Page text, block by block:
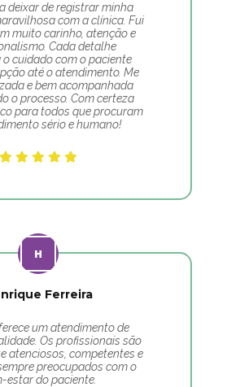
deixar de registrar minha
com a clínica. Fui
muito carinho, atenção e
Cada detalhe
cuidado com o paciente
até o atendimento. Me
e bem acompanhada
o processo. Com certeza
para todos que procuram
sério e humano!
Ferreira
um atendimento de
Os profissionais são
atenciosos, competentes e
preocupados com o
estar do paciente.